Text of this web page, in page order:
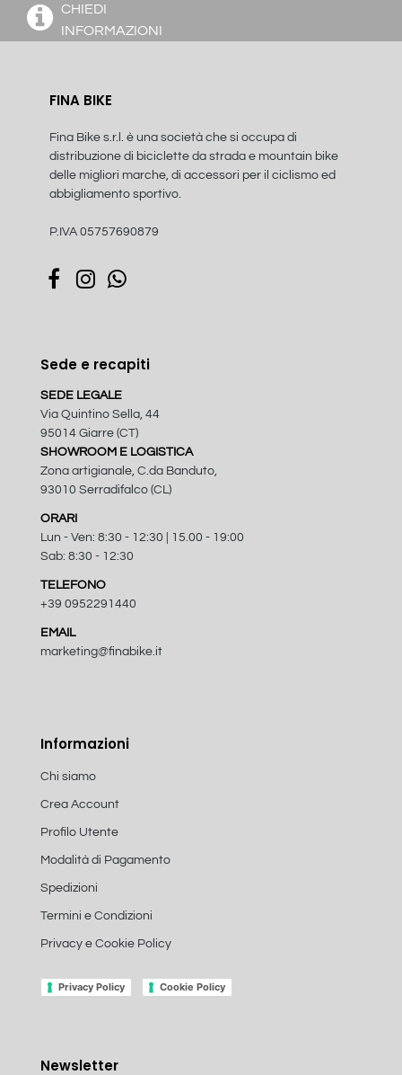
CHIEDI
INFORMAZIONI
FINA BIKE
Fina Bike s.r.l. è una società che si occupa di
distribuzione di biciclette da strada e mountain bike
delle migliori marche, di accessori per il ciclismo ed
abbigliamento sportivo.
P.IVA 05757690879
Sede e recapiti
SEDE LEGALE
Via Quintino Sella, 44
95014 Giarre (CT)
SHOWROOM E LOGISTICA
Zona artigianale, C.da Banduto,
93010 Serradifalco (CL)
ORARI
Lun - Ven: 8:30 - 12:30 | 15.00 - 19:00
Sab: 8:30 - 12:30
TELEFONO
+39 0952291440
EMAIL
marketing@finabike.it
Informazioni
Chi siamo
Crea Account
Profilo Utente
Modalità di Pagamento
Spedizioni
Termini e Condizioni
Privacy e Cookie Policy
Privacy Policy Cookie Policy
Newsletter